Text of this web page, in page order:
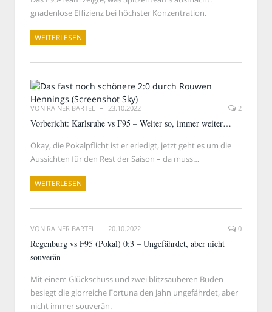
gnadenlose Effizienz bei höchster Konzentration.
WEITERLESEN
VON RAINER BARTEL 23.10.2022 2
Vorbericht: Karlsruhe vs F95 – Weiter so, immer weiter…
Okay, die Pokalpflicht ist er erledigt, jetzt geht es um die
Aussichten für den Rest der Saison – da muss…
WEITERLESEN
VON RAINER BARTEL 20.10.2022 0
Regenburg vs F95 (Pokal) 0:3 – Ungefährdet, aber nicht
souverän
Mit einem Glückschuss und zwei blitzsauberen Buden
besiegt die glorreiche Fortuna den Jahn ungefährdet, aber
nicht immer souverän.